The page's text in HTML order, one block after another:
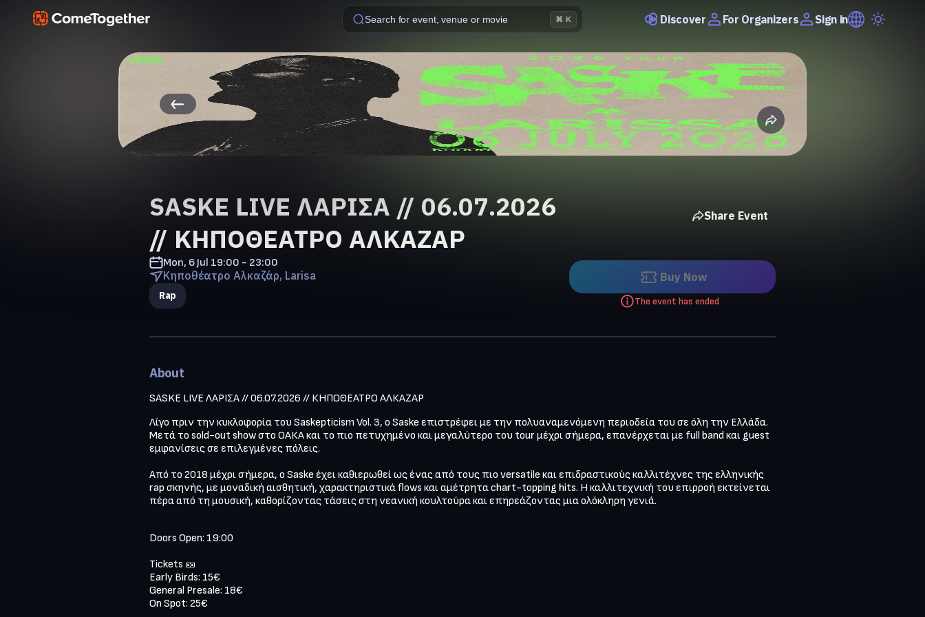
Search for event, venue or movie ⌘ K Discover For Organizers Sign in
SASKE LIVE ΛΑΡΙΣΑ // 06.07.2026
// ΚΗΠΟΘΕΑΤΡΟ ΑΛΚΑΖΑΡ
Mon, 6 Jul 19:00 - 23:00
Κηποθέατρο Αλκαζάρ, Larisa
Rap
Share Event
Buy Now
The event has ended
About
Λίγο πριν την κυκλοφορία του Saskepticism Vol. 3, ο Saske επιστρέφει με την πολυαναμενόμενη περιοδεία του σε όλη την Ελλάδα.
Μετά το sold-out show στο ΟΑΚΑ και το πιο πετυχημένο και μεγαλύτερο του tour μέχρι σήμερα, επανέρχεται με full band και guest
εμφανίσεις σε επιλεγμένες πόλεις.
Από το 2018 μέχρι σήμερα, ο Saske έχει καθιερωθεί ως ένας από τους πιο versatile και επιδραστικούς καλλιτέχνες της ελληνικής
rap σκηνής, με μοναδική αισθητική, χαρακτηριστικά flows και αμέτρητα chart-topping hits. Η καλλιτεχνική του επιρροή εκτείνεται
πέρα από τη μουσική, καθορίζοντας τάσεις στη νεανική κουλτούρα και επηρεάζοντας μια ολόκληρη γενιά.
Doors Open: 19:00
Tickets 🎫
Early Birds: 15€
General Presale: 18€